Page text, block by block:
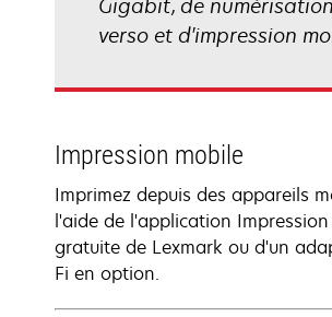
Gigabit, de
verso et d'impression
Impression mobile
Imprimez depuis des appareils
l'aide de l'application
gratuite de Lexmark ou d'un
Fi en option.